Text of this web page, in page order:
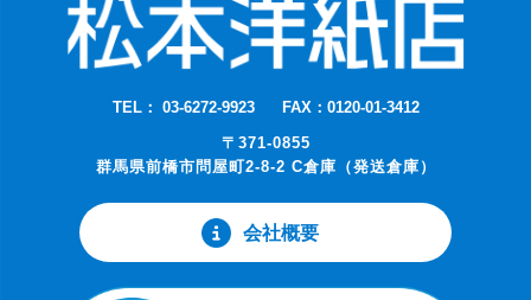
TEL： 03-6272-9923
FAX：0120-01-3412
〒371-0855
群馬県前橋市問屋町2-8-2 C倉庫（発送倉庫）
会社概要